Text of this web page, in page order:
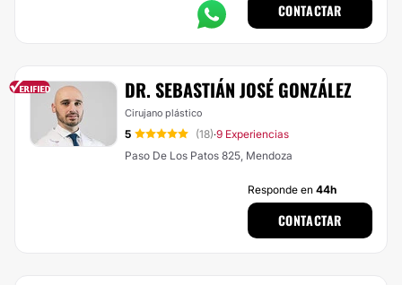
CONTACTAR
DR. SEBASTIÁN JOSÉ GONZÁLEZ
Cirujano plástico
5 (18)·9 Experiencias
Paso De Los Patos 825, Mendoza
Responde en 44h
CONTACTAR